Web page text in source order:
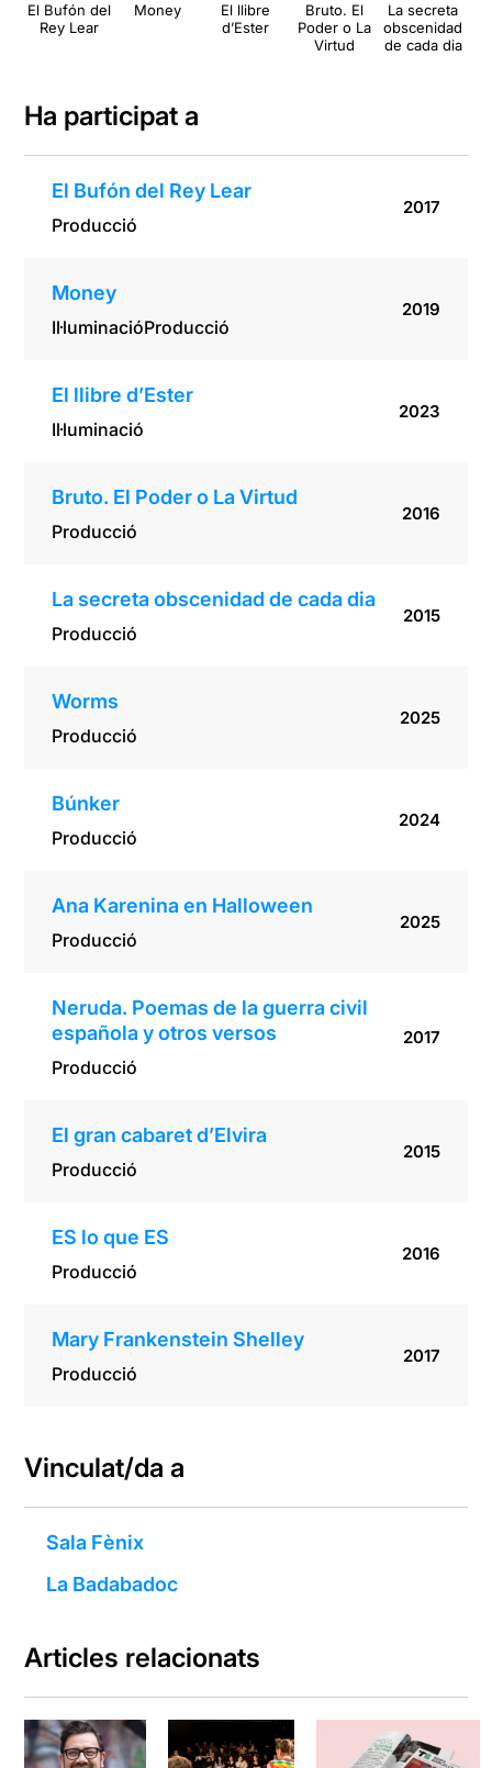
El Bufón del
Rey Lear
Money
El llibre
d’Ester
Bruto. El
Poder o La
Virtud
La secreta
obscenidad
de cada dia
Ha participat a
El Bufón del Rey Lear
Producció
2017
Money
Il·luminacióProducció
2019
El llibre d’Ester
Il·luminació
2023
Bruto. El Poder o La Virtud
Producció
2016
La secreta obscenidad de cada dia
Producció
2015
Worms
Producció
2025
Búnker
Producció
2024
Ana Karenina en Halloween
Producció
2025
Neruda. Poemas de la guerra civil
española y otros versos
Producció
2017
El gran cabaret d’Elvira
Producció
2015
ES lo que ES
Producció
2016
Mary Frankenstein Shelley
Producció
2017
Vinculat/da a
Sala Fènix
La Badabadoc
Articles relacionats